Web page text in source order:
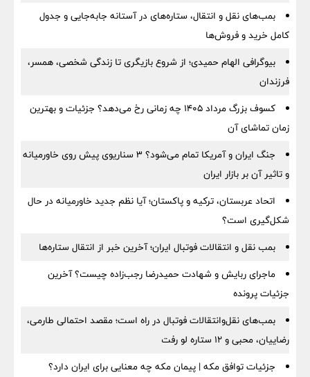
بمب‌های نقل و انتقال، ستاره‌های در آستانه جابه‌جایی و جدول
کامل خرید و فروش‌ها
بیوگرافی الهام حمیدی؛ از شروع بازیگری تا زندگی شخصی، همسر،
فرزندان
کسوف بزرگ مرداد ۱۴۰۵ چه زمانی رخ می‌دهد؟ جزئیات و بهترین
زمان تماشای آن
جنگ ایران و آمریکا تمام می‌شود؟ ۳ سناریوی پیش روی خاورمیانه
و تاثیر آن بر بازار ایران
اتحاد عربستان، ترکیه و پاکستان؛ آیا نظم جدید خاورمیانه در حال
شکل‌گیری است؟
بمب نقل‌ و انتقالات فوتبال ایران؛ آخرین خبر از انتقال ستاره‌ها
ماجرای ربایش و شهادت حمیدرضا رجب‌زاده چیست؟ آخرین
جزئیات پرونده
بمب‌های نقل‌وانتقالات فوتبال در راه است؛ مقصد احتمالی طارمی،
رضاییان، محبی و ۱۲ ستاره لو رفت
جزئیات توافق مکه | پیمان مکه چه معنایی برای ایران دارد؟